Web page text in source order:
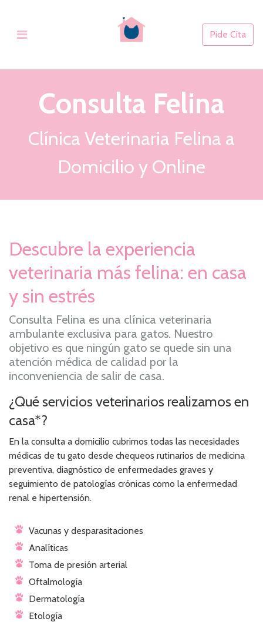
Pide Cita
Consulta Felina
Clínica Veterinaria Felina a
Domicilio y Online
Descubre la experiencia
veterinaria más felina: en casa
y sin estrés
Consulta Felina es una clínica veterinaria
ambulante exclusiva para gatos. Nuestro
objetivo es que ningún gato se quede sin una
atención médica de calidad por la
inconveniencia de salir de casa.
¿Qué servicios veterinarios realizamos en
casa*?
En la consulta a domicilio cubrimos todas las necesidades
médicas de tu gato desde chequeos rutinarios de medicina
preventiva, diagnóstico de enfermedades graves y
seguimiento de patologías crónicas como la enfermedad
renal e hipertensión.
Vacunas y desparasitaciones
Analíticas
Toma de presión arterial
Oftalmología
Dermatología
Etología